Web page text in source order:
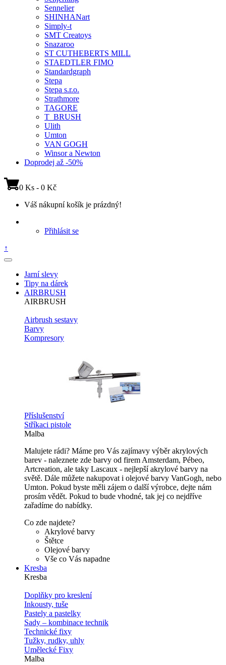
Sennelier
SHINHANart
Simply-t
SMT Creatoys
Snazaroo
ST CUTHEBERTS MILL
STAEDTLER FIMO
Standardgraph
Stepa
Stepa s.r.o.
Strathmore
TAGORE
T_BRUSH
Ulith
Umton
VAN GOGH
Winsor a Newton
Doprodej až -50%
0 Ks - 0 Kč
Váš nákupní košík je prázdný!
Přihlásit se
↑
Jarní slevy
Tipy na dárek
AIRBRUSH
AIRBRUSH
Airbrush sestavy
Barvy
Kompresory
Příslušenství
Stříkaci pistole
Malba
Malujete rádi? Máme pro Vás zajímavy výběr akrylových
barev - naleznete zde barvy od firem Amsterdam, Pébeo,
Artcreation, ale taky Lascaux - nejlepší akrylové barvy na
světě. Dále můžete nakupovat i olejové barvy VanGogh, nebo
Umton. Pokud byste měli zájem o další výrobce, dejte nám
prosím vědět. Pokud to bude vhodné, tak jej co nejdříve
zařadíme do nabídky.
Co zde najdete?
Akrylové barvy
Štětce
Olejové barvy
Vše co Vás napadne
Kresba
Kresba
Doplňky pro kreslení
Inkousty, tuše
Pastely a pastelky
Sady – kombinace technik
Technické fixy
Tužky, rudky, uhly
Umělecké Fixy
Malba